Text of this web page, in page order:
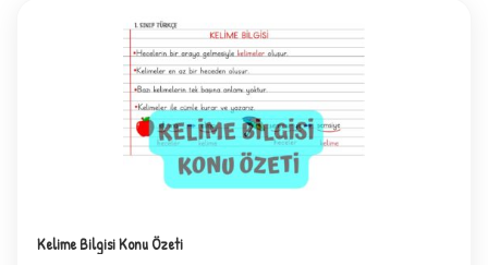
Kelime Bilgisi Konu Özeti